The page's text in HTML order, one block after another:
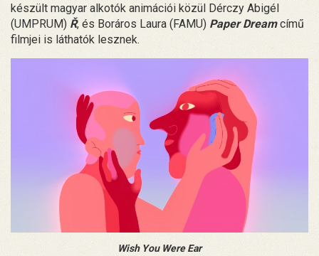
készült magyar alkotók animációi közül Dérczy Abigél
(UMPRUM) Ř, és Boráros Laura (FAMU) Paper Dreamcímű
filmjei is láthatók lesznek.
Wish You Were Ear